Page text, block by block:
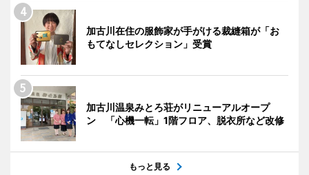
加古川在住の服飾家が手がける裁縫箱が「お
もてなしセレクション」受賞
加古川温泉みとろ荘がリニューアルオープ
ン 「心機一転」1階フロア、脱衣所など改修
もっと見る